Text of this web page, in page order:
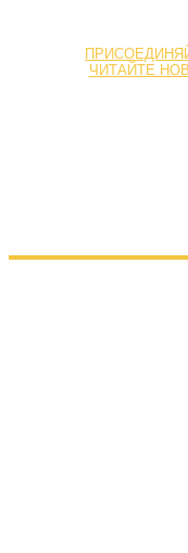
ЧИТАЙТЕ